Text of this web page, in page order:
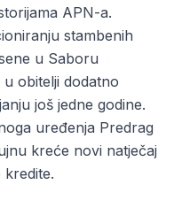
APN-a.
stambenih
u Saboru
obitelji dodatno
još jedne godine.
uređenja Predrag
kreće novi natječaj